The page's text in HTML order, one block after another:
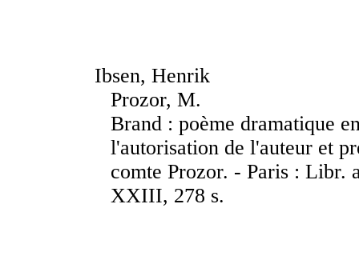
Ibsen, Henrik
Prozor, M.
Brand : poème dramatique
l'autorisation de l'auteur et
comte Prozor. - Paris : Libr.
XXIII, 278 s.